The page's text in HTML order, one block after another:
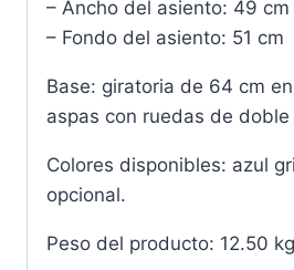
– Ancho del asiento: 49 cm
– Fondo del asiento: 51 cm
Base: giratoria de 64 cm
aspas con ruedas de
Colores disponibles: azul
opcional.
Peso del producto: 12.50